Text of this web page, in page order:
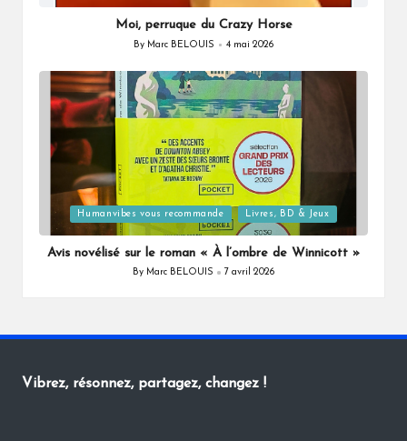
in
Moi, perruque du Crazy Horse
Posted
By Marc BELOUIS 4 mai 2026
Posted
in
Humanvibes vous recommande Livres, BD & Jeux
Avis novélisé sur le roman « À l’ombre de Winnicott »
Posted
By Marc BELOUIS 7 avril 2026
Vibrez, résonnez, partagez, changez !